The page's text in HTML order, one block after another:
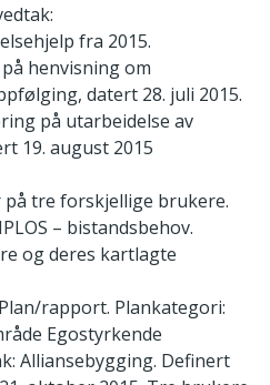
fra 2015.
henvisning om
datert 28. juli 2015.
på utarbeidelse av
19. august 2015
på tre forskjellige brukere.
– bistandsbehov.
og deres kartlagte
rapport. Plankategori:
Egostyrkende
Alliansebygging. Definert